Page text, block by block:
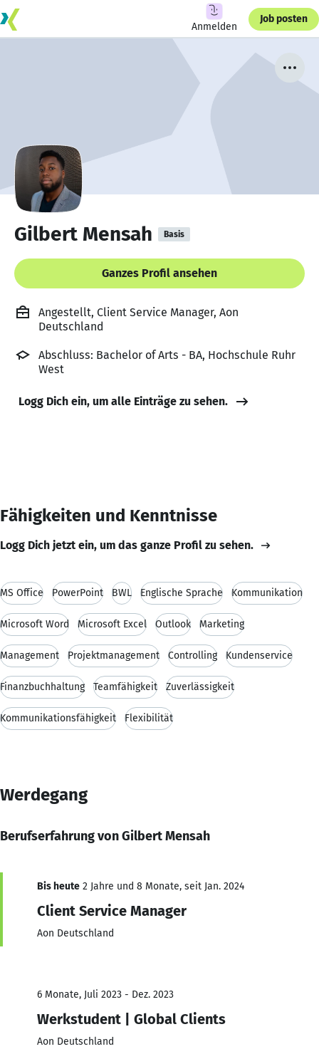
Anmelden
Job posten
Gilbert Mensah Basis
Ganzes Profil ansehen
Angestellt, Client Service Manager, Aon
Deutschland
Abschluss: Bachelor of Arts - BA, Hochschule Ruhr
West
Logg Dich ein, um alle Einträge zu sehen.
Fähigkeiten und Kenntnisse
Logg Dich jetzt ein, um das ganze Profil zu sehen.
MS Office PowerPoint BWL Englische Sprache Kommunikation
Microsoft Word Microsoft Excel Outlook Marketing
Management Projektmanagement Controlling Kundenservice
Finanzbuchhaltung Teamfähigkeit Zuverlässigkeit
Kommunikationsfähigkeit Flexibilität
Werdegang
Berufserfahrung von Gilbert Mensah
Bis heute 2 Jahre und 8 Monate, seit Jan. 2024
Client Service Manager
Aon Deutschland
6 Monate, Juli 2023 - Dez. 2023
Werkstudent | Global Clients
Aon Deutschland